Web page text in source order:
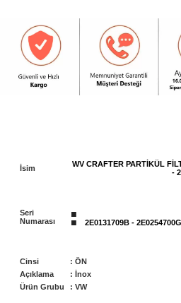
İsim
WV CRAFTER PARTİKÜL
-
Seri
Numarası
: 2E0131709B -
Cinsi : ÖN
Açıklama
: İnox
Ürün Grubu
: VW